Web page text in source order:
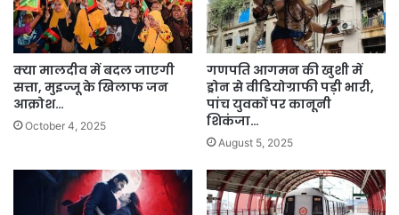
क्या मालदीव में बदल जाएगी
सत्ता, मुइज्जू के खिलाफ जन
आक्रोश…
October 4, 2025
गणपति आगमन की खुशी में
ड्रोन से वीडियोग्राफी पड़ी भारी,
पांच युवकों पर कानूनी
शिकंजा…
August 5, 2025